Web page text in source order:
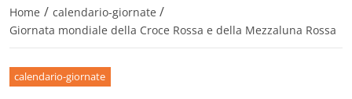
Home / calendario-giornate /
Giornata mondiale della Croce Rossa e della Mezzaluna Rossa
calendario-giornate